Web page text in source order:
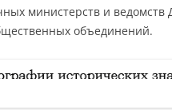
министерств и ведомств
объединений.